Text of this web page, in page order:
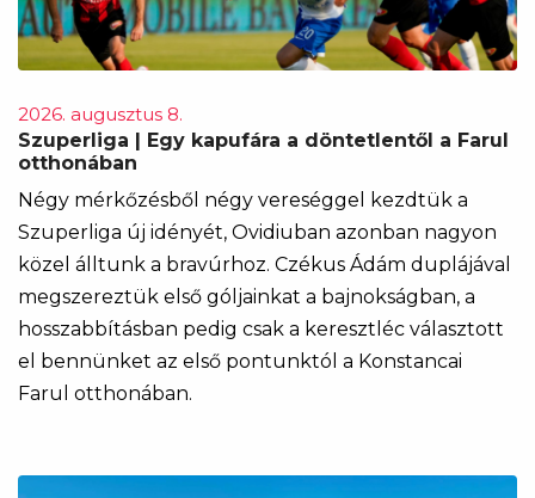
2026. augusztus 8.
Szuperliga | Egy kapufára a döntetlentől a Farul
otthonában
Négy mérkőzésből négy vereséggel kezdtük a
Szuperliga új idényét, Ovidiuban azonban nagyon
közel álltunk a bravúrhoz. Czékus Ádám duplájával
megszereztük első góljainkat a bajnokságban, a
hosszabbításban pedig csak a keresztléc választott
el bennünket az első pontunktól a Konstancai
Farul otthonában.